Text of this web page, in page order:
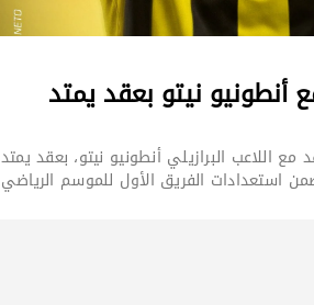
أنطونيو نيتو بعقد يمتد
مع اللاعب البرازيلي أنطونيو نيتو، بعقد يمتد
استعدادات الفريق الأول للموسم الرياضي